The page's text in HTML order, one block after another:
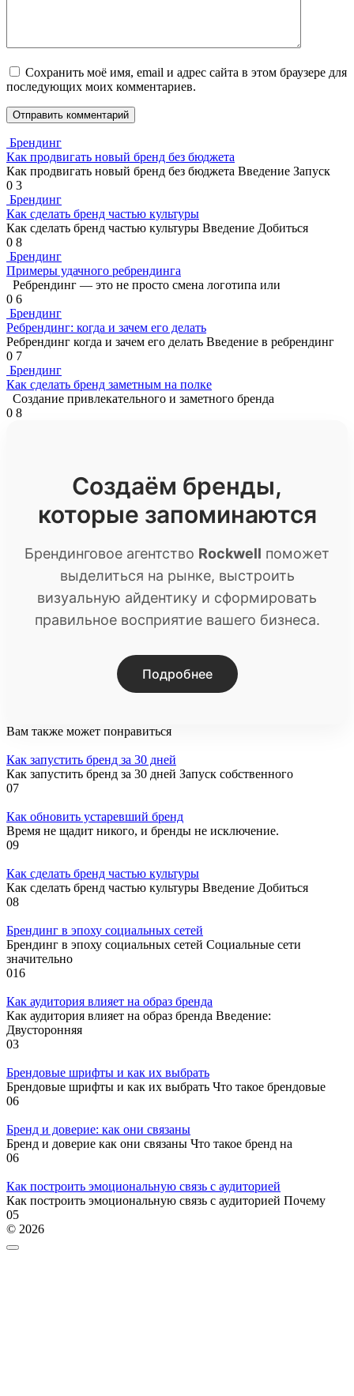
Сохранить моё имя, email и адрес сайта в этом браузере для
последующих моих комментариев.
Брендинг
Как продвигать новый бренд без бюджета
Как продвигать новый бренд без бюджета Введение Запуск
0 3
Брендинг
Как сделать бренд частью культуры
Как сделать бренд частью культуры Введение Добиться
0 8
Брендинг
Примеры удачного ребрендинга
Ребрендинг — это не просто смена логотипа или
0 6
Брендинг
Ребрендинг: когда и зачем его делать
Ребрендинг когда и зачем его делать Введение в ребрендинг
0 7
Брендинг
Как сделать бренд заметным на полке
Создание привлекательного и заметного бренда
0 8
Создаём бренды,
которые запоминаются
Брендинговое агентство Rockwell поможет
выделиться на рынке, выстроить
визуальную айдентику и сформировать
правильное восприятие вашего бизнеса.
Подробнее
Вам также может понравиться
Как запустить бренд за 30 дней
Как запустить бренд за 30 дней Запуск собственного
07
Как обновить устаревший бренд
Время не щадит никого, и бренды не исключение.
09
Как сделать бренд частью культуры
Как сделать бренд частью культуры Введение Добиться
08
Брендинг в эпоху социальных сетей
Брендинг в эпоху социальных сетей Социальные сети
значительно
016
Как аудитория влияет на образ бренда
Как аудитория влияет на образ бренда Введение:
Двусторонняя
03
Брендовые шрифты и как их выбрать
Брендовые шрифты и как их выбрать Что такое брендовые
06
Бренд и доверие: как они связаны
Бренд и доверие как они связаны Что такое бренд на
06
Как построить эмоциональную связь с аудиторией
Как построить эмоциональную связь с аудиторией Почему
05
© 2026